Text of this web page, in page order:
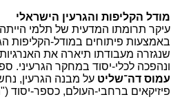
מודל הקליפות והגרעין הישראלי
עיקר תרומתו המדעית של תלמי
באמצעות פיתוחים במודל-הקליפות
שנגזרה מעבודתו תיארה את
ונהפכה לכלי-יסוד במחקר
עמוס דה־שליט על מבנה הגרעין,
פיזיקאים ברחבי-העולם, כספר-יסוד